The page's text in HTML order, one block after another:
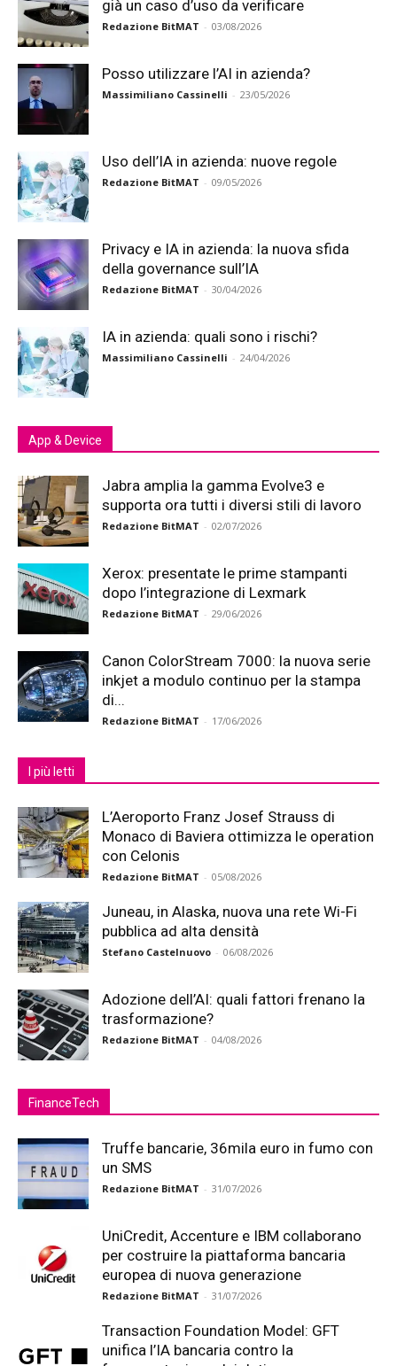
già un caso d’uso da verificare
Redazione BitMAT - 03/08/2026
Posso utilizzare l’AI in azienda?
Massimiliano Cassinelli - 23/05/2026
Uso dell’IA in azienda: nuove regole
Redazione BitMAT - 09/05/2026
Privacy e IA in azienda: la nuova sfida
della governance sull’IA
Redazione BitMAT - 30/04/2026
IA in azienda: quali sono i rischi?
Massimiliano Cassinelli - 24/04/2026
App & Device
Jabra amplia la gamma Evolve3 e
supporta ora tutti i diversi stili di lavoro
Redazione BitMAT - 02/07/2026
Xerox: presentate le prime stampanti
dopo l’integrazione di Lexmark
Redazione BitMAT - 29/06/2026
Canon ColorStream 7000: la nuova serie
inkjet a modulo continuo per la stampa
di...
Redazione BitMAT - 17/06/2026
I più letti
L’Aeroporto Franz Josef Strauss di
Monaco di Baviera ottimizza le operation
con Celonis
Redazione BitMAT - 05/08/2026
Juneau, in Alaska, nuova una rete Wi-Fi
pubblica ad alta densità
Stefano Castelnuovo - 06/08/2026
Adozione dell’AI: quali fattori frenano la
trasformazione?
Redazione BitMAT - 04/08/2026
FinanceTech
Truffe bancarie, 36mila euro in fumo con
un SMS
Redazione BitMAT - 31/07/2026
UniCredit, Accenture e IBM collaborano
per costruire la piattaforma bancaria
europea di nuova generazione
Redazione BitMAT - 31/07/2026
Transaction Foundation Model: GFT
unifica l’IA bancaria contro la